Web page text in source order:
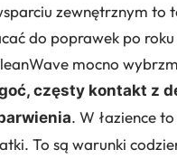
zewnętrznym to
do poprawek po
mocno
częsty kontakt z
. W łazience to
To są warunki